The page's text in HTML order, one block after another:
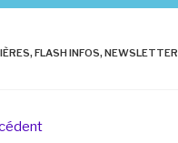
,FLASH INFOS,NEWSLETTER